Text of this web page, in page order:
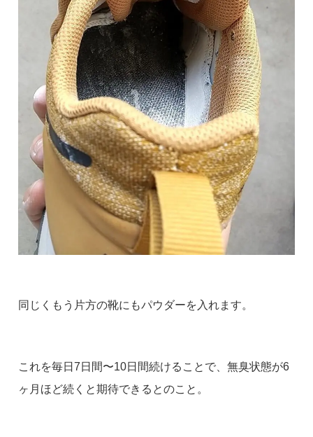
同じくもう片方の靴にもパウダーを入れます。
これを毎日7日間〜10日間続けることで、無臭状態が6
ヶ月ほど続くと期待できるとのこと。